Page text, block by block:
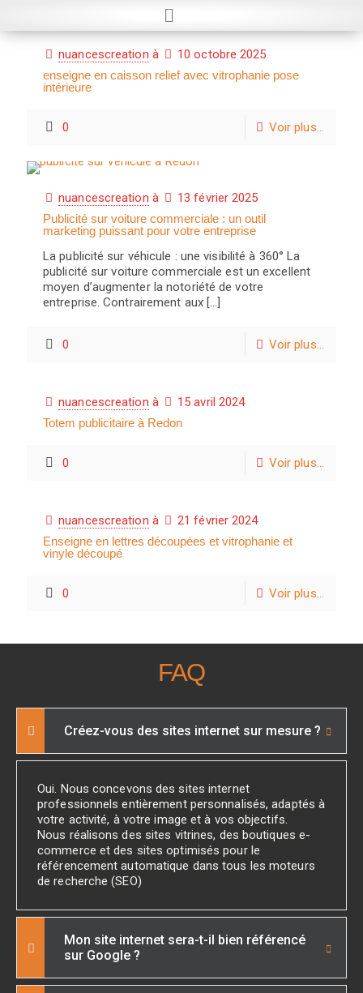
nuancescreation à 10 octobre 2025
enseigne en caisson relief avec vitrophanie pose
intérieure
0 Voir plus...
nuancescreation à 13 février 2025
Publicité sur voiture commerciale : un outil
marketing puissant pour votre entreprise
La publicité sur véhicule : une visibilité à 360° La
publicité sur voiture commerciale est un excellent
moyen d’augmenter la notoriété de votre
entreprise. Contrairement aux[…]
0 Voir plus...
nuancescreation à 15 avril 2024
Totem publicitaire à Redon
0 Voir plus...
nuancescreation à 21 février 2024
Enseigne en lettres découpées et vitrophanie et
vinyle découpé
0 Voir plus...
FAQ
Créez-vous des sites internet sur mesure ?
Oui. Nous concevons des sites internet
professionnels entièrement personnalisés, adaptés à
votre activité, à votre image et à vos objectifs.
Nous réalisons des sites vitrines, des boutiques e-
commerce et des sites optimisés pour le
référencement automatique dans tous les moteurs
de recherche (SEO)
Mon site internet sera-t-il bien référencé
sur Google ?